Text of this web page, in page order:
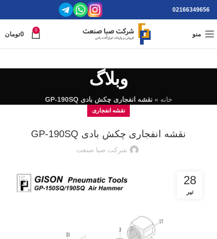
02166349656
منو
0
0تومان
وبلاگ
خانه »نقشه انفجاری چکش بادی GP-190SQ
نقشه انفجاری
نقشه انفجاری چکش بادی GP-190SQ
شرکت صبا صنعت
28
تیر